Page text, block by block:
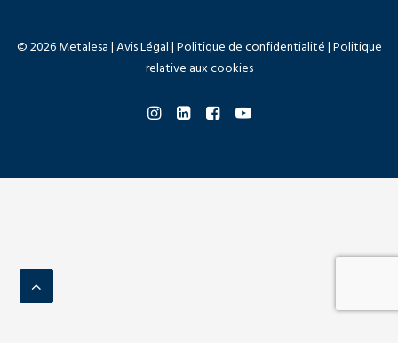
© 2026 Metalesa | Avis Légal | Politique de confidentialité | Politique
relative aux cookies